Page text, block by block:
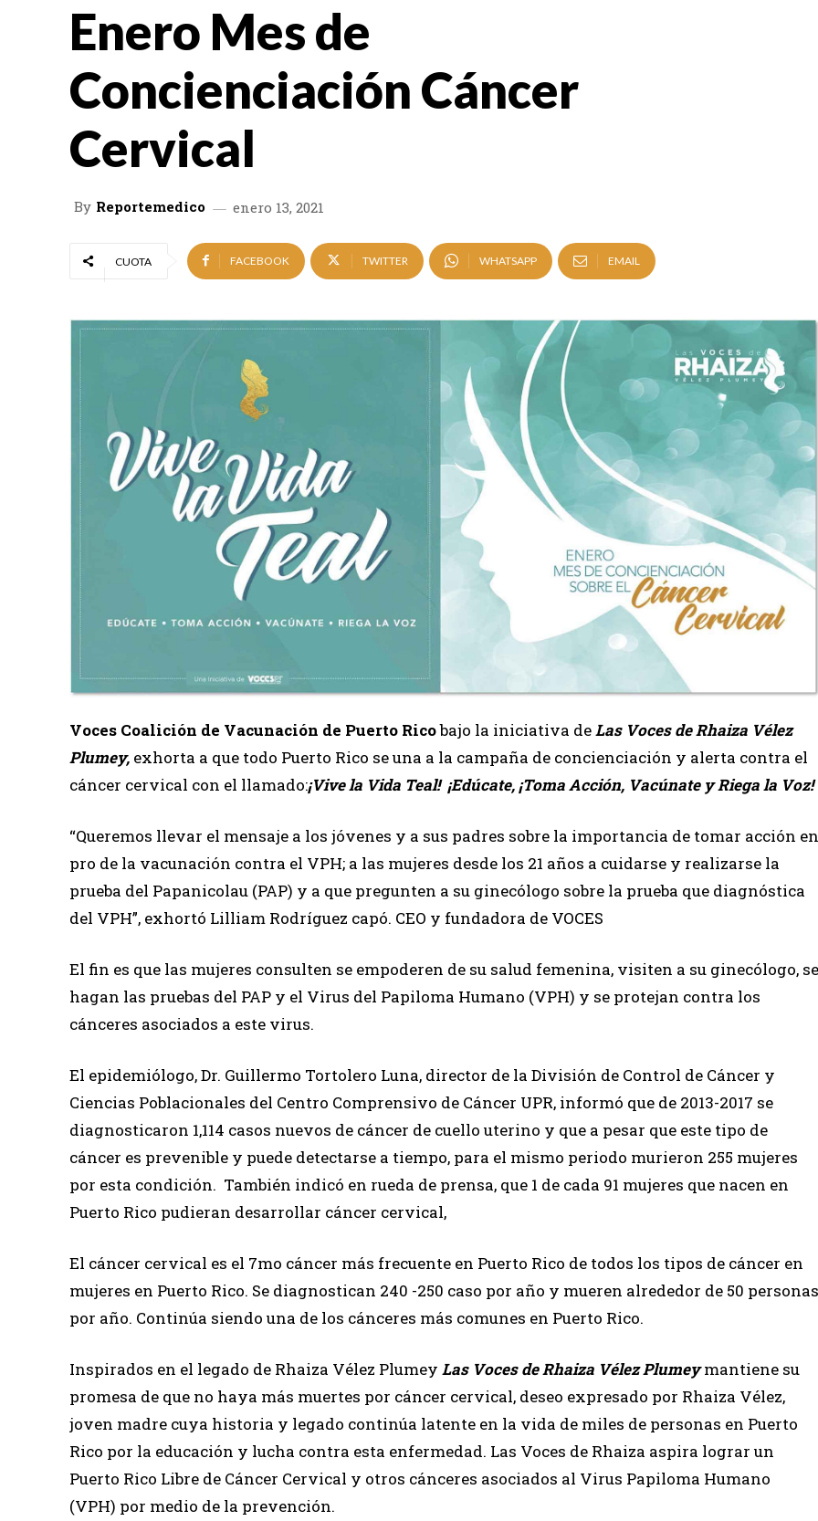
Enero Mes de
Concienciación Cáncer
Cervical
By Reportemedico enero 13, 2021
CUOTA FACEBOOK TWITTER WHATSAPP EMAIL
Voces Coalición de Vacunación de Puerto Ricobajo la iniciativa deLas Voces de Rhaiza Vélez
Plumey, exhorta a que todo Puerto Rico se una a la campaña de concienciación y alerta contra el
cáncer cervical con el llamado:¡Vive la Vida Teal! ¡Edúcate, ¡Toma Acción, Vacúnate y Riega la Voz!
“Queremos llevar el mensaje a los jóvenes y a sus padres sobre la importancia de tomar acción en
pro de la vacunación contra el VPH; a las mujeres desde los 21 años a cuidarse y realizarse la
prueba del Papanicolau (PAP) y a que pregunten a su ginecólogo sobre la prueba que diagnóstica
del VPH”, exhortó Lilliam Rodríguez capó. CEO y fundadora de VOCES
El fin es que las mujeres consulten se empoderen de su salud femenina, visiten a su ginecólogo, se
hagan las pruebas del PAP y el Virus del Papiloma Humano (VPH) y se protejan contra los
cánceres asociados a este virus.
El epidemiólogo, Dr. Guillermo Tortolero Luna, director de la División de Control de Cáncer y
Ciencias Poblacionales del Centro Comprensivo de Cáncer UPR, informó que de 2013-2017 se
diagnosticaron 1,114 casos nuevos de cáncer de cuello uterino y que a pesar que este tipo de
cáncer es prevenible y puede detectarse a tiempo, para el mismo periodo murieron 255 mujeres
por esta condición. También indicó en rueda de prensa, que 1 de cada 91 mujeres que nacen en
Puerto Rico pudieran desarrollar cáncer cervical,
El cáncer cervical es el 7mo cáncer más frecuente en Puerto Rico de todos los tipos de cáncer en
mujeres en Puerto Rico. Se diagnostican 240 -250 caso por año y mueren alrededor de 50 personas
por año. Continúa siendo una de los cánceres más comunes en Puerto Rico.
Inspirados en el legado de Rhaiza Vélez Plumey Las Voces de Rhaiza Vélez Plumeymantiene su
promesa de que no haya más muertes por cáncer cervical, deseo expresado por Rhaiza Vélez,
joven madre cuya historia y legado continúa latente en la vida de miles de personas en Puerto
Rico por la educación y lucha contra esta enfermedad. Las Voces de Rhaiza aspira lograr un
Puerto Rico Libre de Cáncer Cervical y otros cánceres asociados al Virus Papiloma Humano
(VPH) por medio de la prevención.